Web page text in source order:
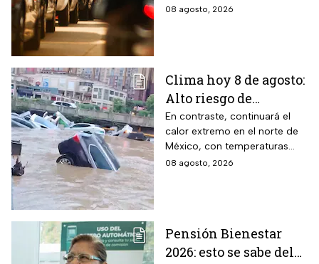
Circula de este sábado
08 agosto, 2026
Clima hoy 8 de agosto:
Alto riesgo de
inundaciones y
desbordamiento de
ríos por lluvias
intensas en dos
En contraste, continuará el
calor extremo en el norte de
México, con temperaturas
superiores a 45°C en el
08 agosto, 2026
Pensión Bienestar
2026: esto se sabe del